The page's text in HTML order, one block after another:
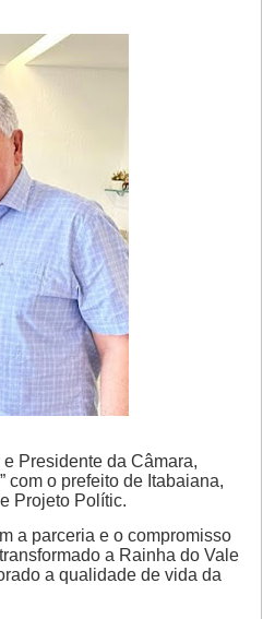
Presidente da Câmara,
com o prefeito de Itabaiana,
Projeto Polític.
a parceria e o compromisso
a Rainha do Vale
a qualidade de vida da